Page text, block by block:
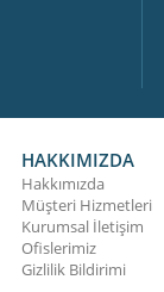
HAKKIMIZDA
Hakkımızda
Müşteri Hizmetleri
Kurumsal İletişim
Ofislerimiz
Gizlilik Bildirimi